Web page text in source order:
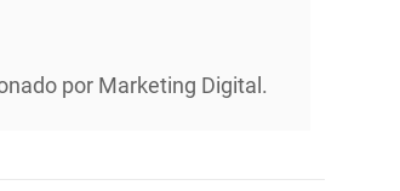
por Marketing Digital.